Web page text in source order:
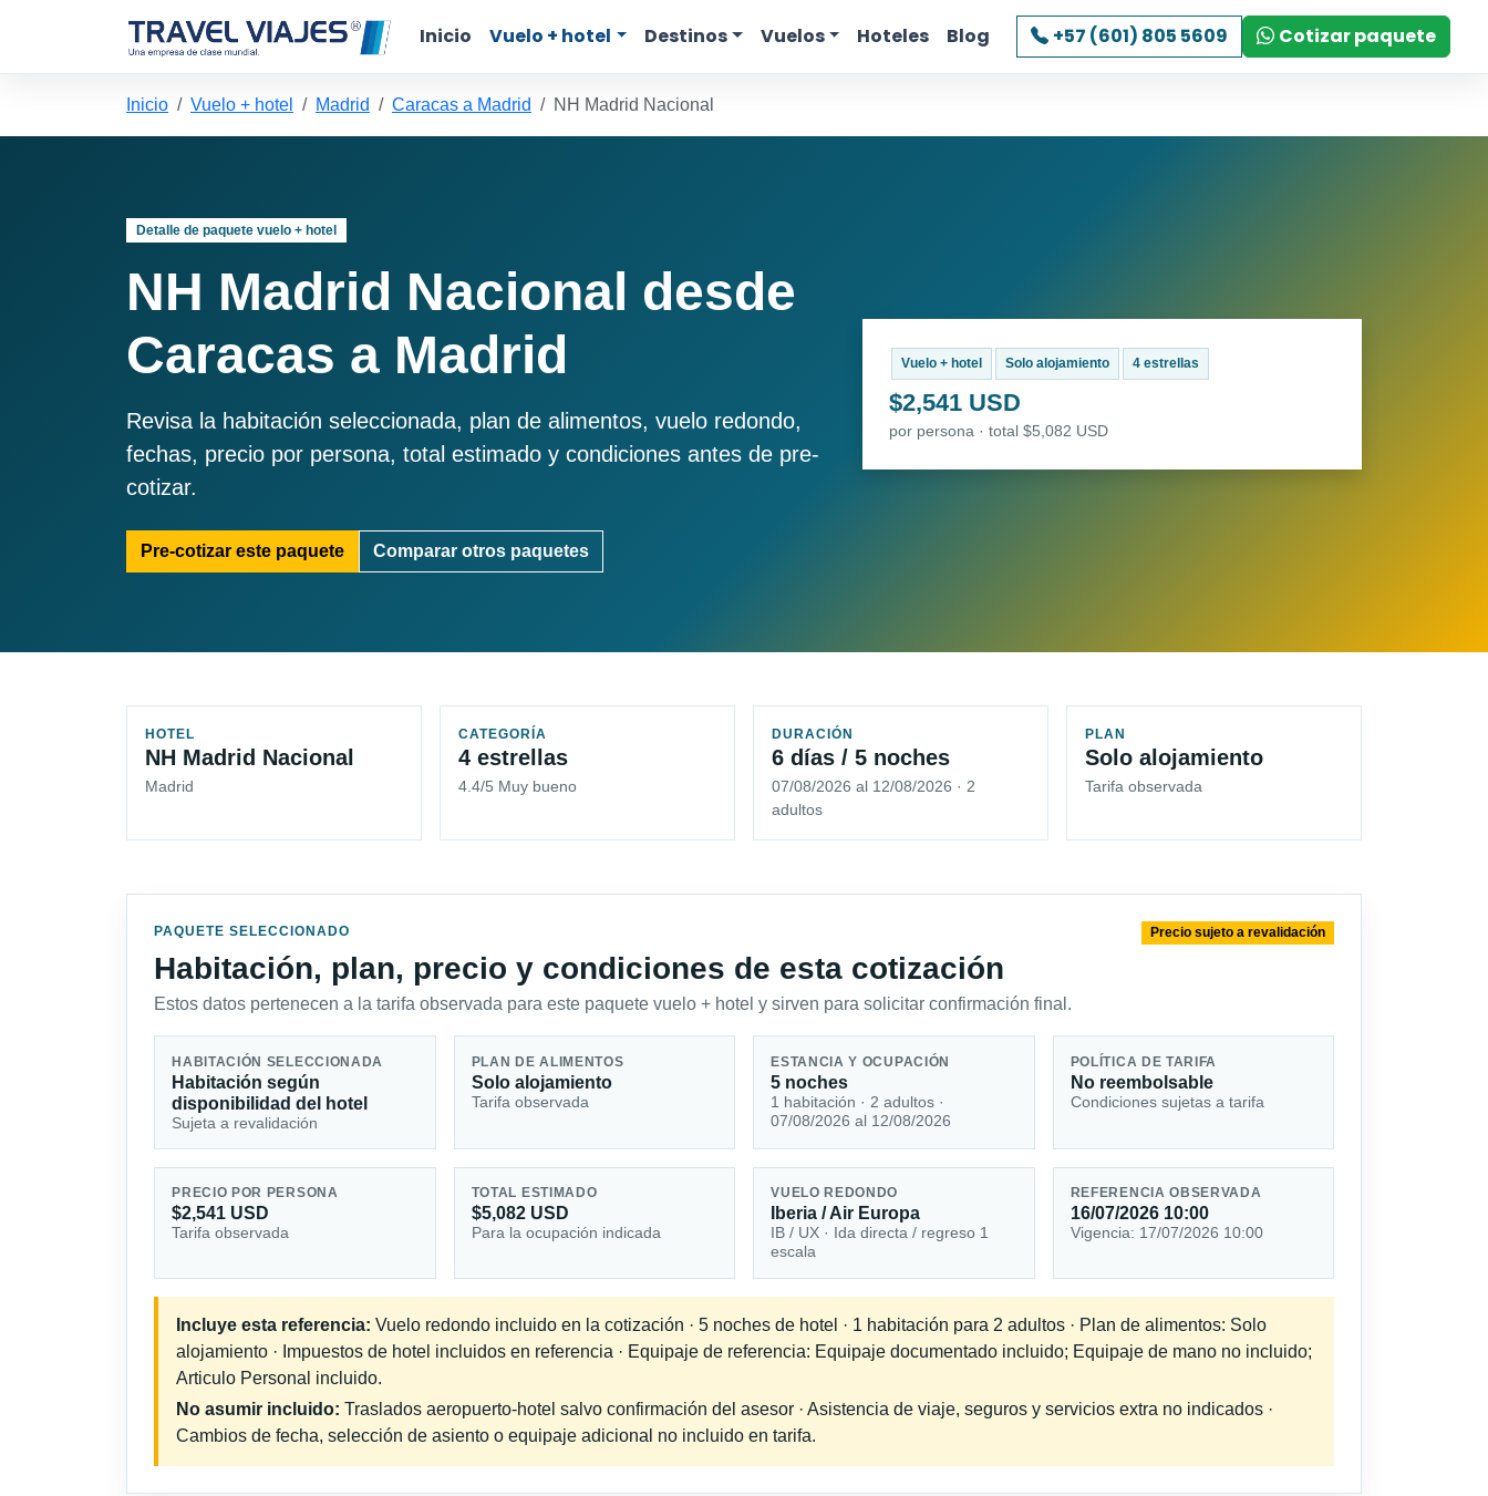
Inicio Vuelo + hotel Destinos Vuelos Hoteles Blog +57 (601) 805 5609 Cotizar paquete
Inicio Vuelo + hotel Madrid Caracas a Madrid NH Madrid Nacional
Detalle de paquete vuelo + hotel
NH Madrid Nacional desde
Caracas a Madrid
Revisa la habitación seleccionada, plan de alimentos, vuelo redondo,
fechas, precio por persona, total estimado y condiciones antes de pre-
cotizar.
Pre-cotizar este paquete Comparar otros paquetes
Vuelo + hotel Solo alojamiento 4 estrellas
$2,541 USD
por persona · total $5,082 USD
HOTEL
NH Madrid Nacional
Madrid
CATEGORÍA
4 estrellas
4.4/5 Muy bueno
DURACIÓN
6 días / 5 noches
07/08/2026 al 12/08/2026 · 2
adultos
PLAN
Solo alojamiento
Tarifa observada
PAQUETE SELECCIONADO
Habitación, plan, precio y condiciones de esta cotización
Estos datos pertenecen a la tarifa observada para este paquete vuelo + hotel y sirven para solicitar confirmación final.
Precio sujeto a revalidación
HABITACIÓN SELECCIONADA
Habitación según
disponibilidad del hotel
Sujeta a revalidación
PLAN DE ALIMENTOS
Solo alojamiento
Tarifa observada
ESTANCIA Y OCUPACIÓN
5 noches
1 habitación · 2 adultos ·
07/08/2026 al 12/08/2026
POLÍTICA DE TARIFA
No reembolsable
Condiciones sujetas a tarifa
PRECIO POR PERSONA
$2,541 USD
Tarifa observada
TOTAL ESTIMADO
$5,082 USD
Para la ocupación indicada
VUELO REDONDO
Iberia / Air Europa
IB / UX · Ida directa / regreso 1
escala
REFERENCIA OBSERVADA
16/07/2026 10:00
Vigencia: 17/07/2026 10:00
Incluye esta referencia: Vuelo redondo incluido en la cotización · 5 noches de hotel · 1 habitación para 2 adultos · Plan de alimentos: Solo
alojamiento · Impuestos de hotel incluidos en referencia · Equipaje de referencia: Equipaje documentado incluido; Equipaje de mano no incluido;
Articulo Personal incluido.
No asumir incluido: Traslados aeropuerto-hotel salvo confirmación del asesor · Asistencia de viaje, seguros y servicios extra no indicados ·
Cambios de fecha, selección de asiento o equipaje adicional no incluido en tarifa.